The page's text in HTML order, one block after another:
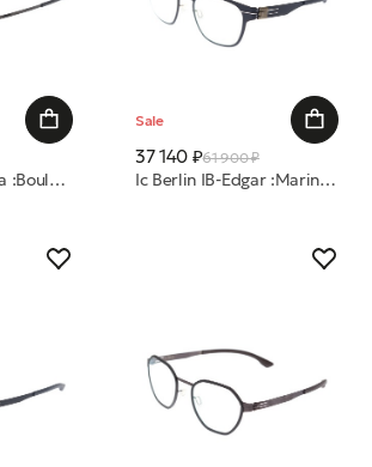
Ic Berlin IB-Maloja :Boulder Metal Pop :Gun-Metal :Black :RX-Clear :Fl оправа
Sale
37 140 ₽61 900 ₽
Ic Berlin IB-Edgar :Marine Blue-Bronze :RX-Clear :Donnerstag оправа